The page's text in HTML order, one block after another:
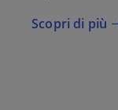
Scopri di più